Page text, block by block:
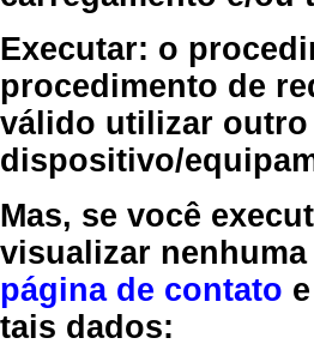
Executar: o
procedimento de
válido utilizar outro
dispositivo/
Mas, se você
visualizar
página de contato
tais dados: